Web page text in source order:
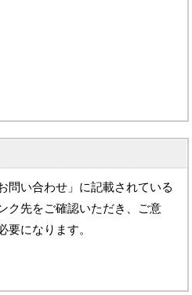
問い合わせ」に記載されている
ク先をご確認いただき、ご意
になります。